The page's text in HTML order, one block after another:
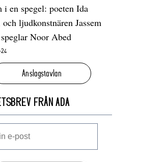
i en spegel: poeten Ida
ljudkonstnären Jassem
Noor Abed
Anslagstavlan
FRÅN ADA